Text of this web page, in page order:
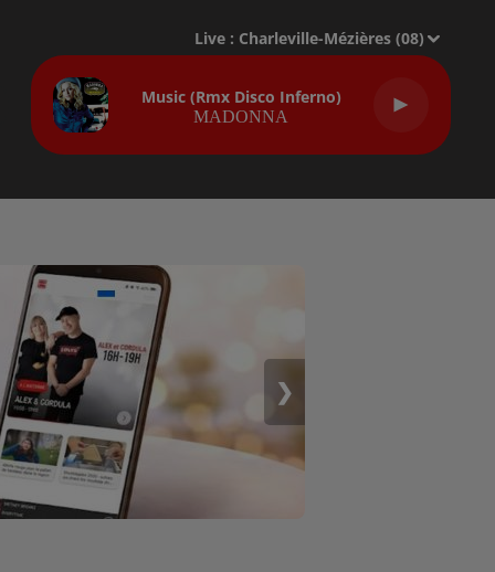
Live : Charleville-Mézières (08)
Music (rmx Disco Inferno)
MADONNA
❯